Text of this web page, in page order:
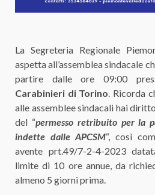
La Segreteria Regionale
aspetta all’assemblea sindacale
partire dalle ore 09:00
Carabinieri di Torino . Ricorda
alle assemblee sindacali hai
del “permesso retribuito per la
indette dalle APCSM“, così
avente prt.49/7-2-4-2023
limite di 10 ore annue, da
almeno 5 giorni prima.